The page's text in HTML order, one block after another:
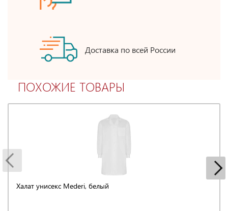
Доставка по всей России
ПОХОЖИЕ ТОВАРЫ
Халат унисекс Mederi, белый